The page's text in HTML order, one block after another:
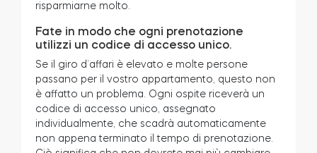
risparmiarne molto.
Fate in modo che ogni prenotazione
utilizzi un codice di accesso unico.
Se il giro d’affari è elevato e molte persone
passano per il vostro appartamento, questo non
è affatto un problema. Ogni ospite riceverà un
codice di accesso unico, assegnato
individualmente, che scadrà automaticamente
non appena terminato il tempo di prenotazione.